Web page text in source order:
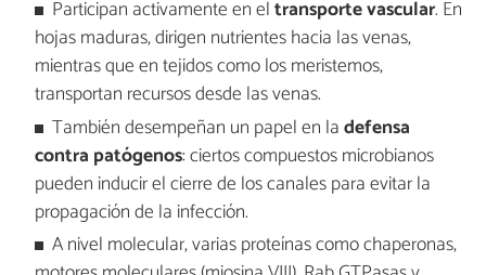
Participan activamente en eltransporte vascular. En
hojas maduras, dirigen nutrientes hacia las venas,
mientras que en tejidos como los meristemos,
transportan recursos desde las venas.
También desempeñan un papel en ladefensa
contra patógenos: ciertos compuestos microbianos
pueden inducir el cierre de los canales para evitar la
propagación de la infección.
A nivel molecular, varias proteínas como chaperonas,